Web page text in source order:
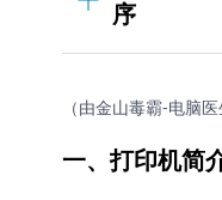
序
（由金山毒霸-电脑
一、打印机简